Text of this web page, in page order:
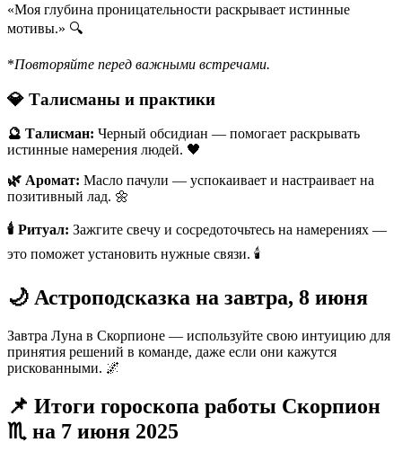
«Моя глубина проницательности раскрывает истинные
мотивы.» 🔍
*Повторяйте перед важными встречами.
💎 Талисманы и практики
🔮 Талисман: Черный обсидиан — помогает раскрывать
истинные намерения людей. 🖤
🌿 Аромат: Масло пачули — успокаивает и настраивает на
позитивный лад. 🌼
🕯️ Ритуал: Зажгите свечу и сосредоточьтесь на намерениях —
это поможет установить нужные связи. 🕯️
🌙 Астроподсказка на завтра, 8 июня
Завтра Луна в Скорпионе — используйте свою интуицию для
принятия решений в команде, даже если они кажутся
рискованными. 🌌
📌 Итоги гороскопа работы Скорпион
♏️ на 7 июня 2025